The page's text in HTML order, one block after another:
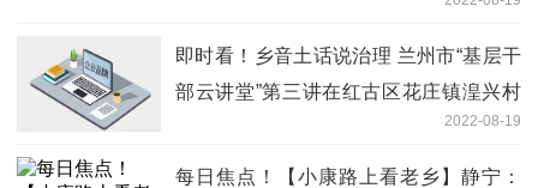
即时看！乡音土话说治理 兰州市“基层干
部云讲堂”第三讲在红古区花庄镇湟兴村
2022-08-19
每日焦点！【小康路上看老乡】静宁：